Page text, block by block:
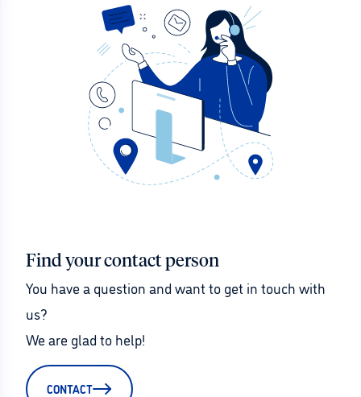
Find your contact person
You have a question and want to get in touch with
us?
We are glad to help!
CONTACT